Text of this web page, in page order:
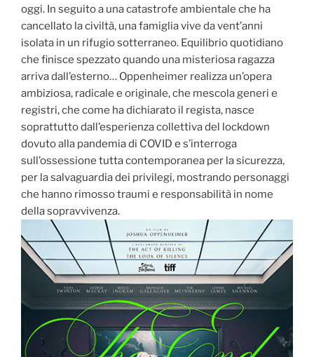
oggi. In seguito a una catastrofe ambientale che ha
cancellato la civiltà, una famiglia vive da vent’anni
isolata in un rifugio sotterraneo. Equilibrio quotidiano
che finisce spezzato quando una misteriosa ragazza
arriva dall’esterno… Oppenheimer realizza un’opera
ambiziosa, radicale e originale, che mescola generi e
registri, che come ha dichiarato il regista, nasce
soprattutto dall’esperienza collettiva del lockdown
dovuto alla pandemia di COVID e s’interroga
sull’ossessione tutta contemporanea per la sicurezza,
per la salvaguardia dei privilegi, mostrando personaggi
che hanno rimosso traumi e responsabilità in nome
della sopravvivenza.